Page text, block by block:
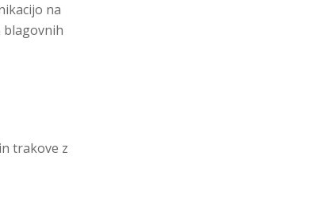
na
blagovnih
trakove z